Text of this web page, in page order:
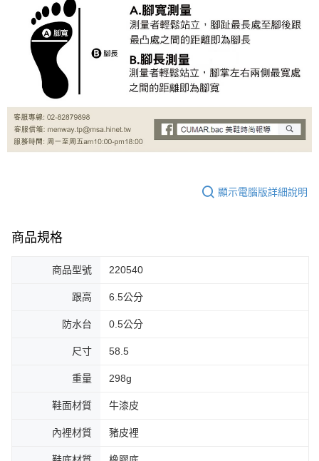
顯示電腦版詳細說明
商品規格
商品型號 220540
跟高 6.5公分
防水台 0.5公分
尺寸 58.5
重量 298g
鞋面材質 牛漆皮
內裡材質 豬皮裡